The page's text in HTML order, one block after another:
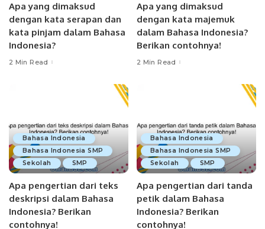
Apa yang dimaksud
dengan kata serapan dan
kata pinjam dalam Bahasa
Indonesia?
2 Min Read
Apa yang dimaksud
dengan kata majemuk
dalam Bahasa Indonesia?
Berikan contohnya!
2 Min Read
Bahasa Indonesia
Bahasa Indonesia SMP
Sekolah
SMP
Apa pengertian dari teks
deskripsi dalam Bahasa
Indonesia? Berikan
contohnya!
Bahasa Indonesia
Bahasa Indonesia SMP
Sekolah
SMP
Apa pengertian dari tanda
petik dalam Bahasa
Indonesia? Berikan
contohnya!